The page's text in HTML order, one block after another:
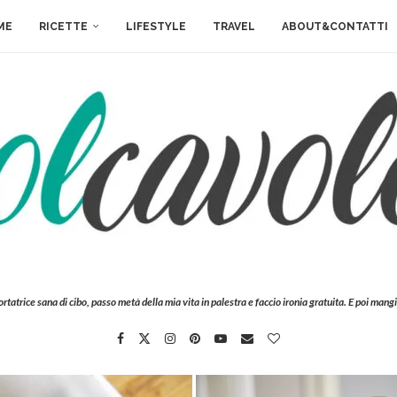
RICETTE LIFESTYLE TRAVEL ABOUT&CONTATTI
sana di cibo, passo metà della mia vita in palestra e faccio ironia gratuita. E poi